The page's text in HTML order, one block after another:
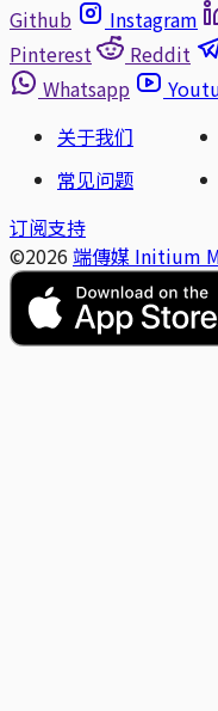
Github
Instagram
Pinterest
Reddit
Whatsapp
关于我们
常见问题
订阅支持
©2026 端傳媒 Initium